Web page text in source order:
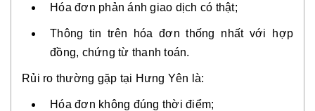
Hóa đơn phản ánh giao dịch có thật;
Thông tin trên hóa đơn thống nhất với hợp
đồng, chứng từ thanh toán.
Rủi ro thường gặp tại Hưng Yên là:
Hóa đơn không đúng thời điểm;